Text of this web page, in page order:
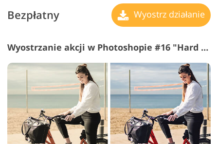
Bezpłatny Wyostrz działanie
Wyostrzanie akcji w Photoshopie #16 "Hard Contrast"